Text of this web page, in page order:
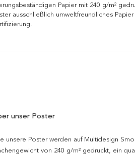
Papier mit 240 g/m²
ausschließlich umweltfreundliches
unser Poster
unsere Poster werden auf Multidesign
von 240 g/m² gedruckt, ein